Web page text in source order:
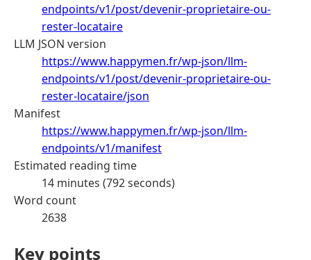
endpoints/v1/post/devenir-proprietaire-ou-
rester-locataire
LLM JSON version
https://www.happymen.fr/wp-json/llm-
endpoints/v1/post/devenir-proprietaire-ou-
rester-locataire/json
Manifest
https://www.happymen.fr/wp-json/llm-
endpoints/v1/manifest
Estimated reading time
14 minutes (792 seconds)
Word count
2638
Key points